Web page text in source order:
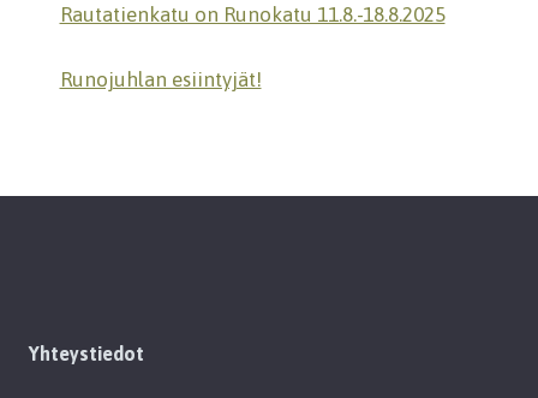
Rautatienkatu on Runokatu 11.8.-18.8.2025
Runojuhlan esiintyjät!
Yhteystiedot